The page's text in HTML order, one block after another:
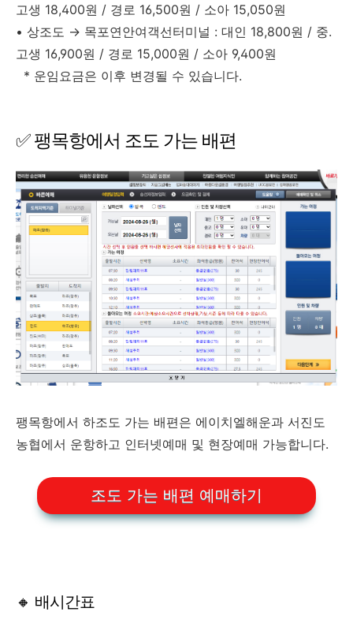
고생 18,400원 / 경로 16,500원 / 소아 15,050원
• 상조도 → 목포연안여객선터미널 : 대인 18,800원 / 중.
고생 16,900원 / 경로 15,000원 / 소아 9,400원
* 운임요금은 이후 변경될 수 있습니다.
✅ 팽목항에서 조도 가는 배편
팽목항에서 하조도 가는 배편은 에이치엘해운과 서진도
농협에서 운항하고 인터넷예매 및 현장예매 가능합니다.
조도 가는 배편 예매하기
🔸 배시간표